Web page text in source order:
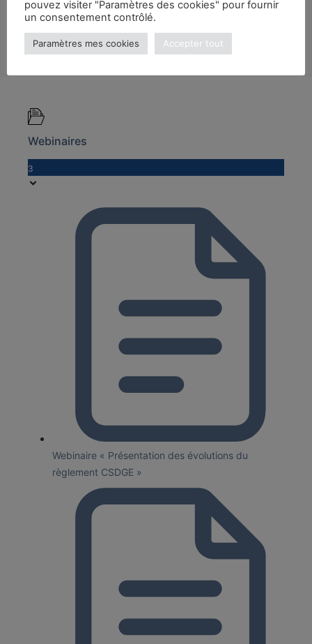
Webinaires
3
Webinaire « Présentation des évolutions du
règlement CSDGE »
pouvez visiter "Paramètres des cookies" pour fournir
un consentement contrôlé.
Paramètres mes cookies Accepter tout